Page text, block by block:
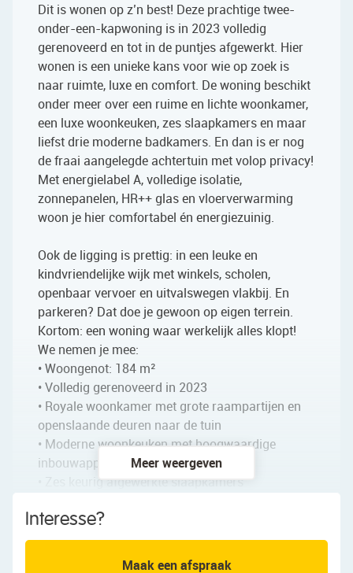
Dit is wonen op z’n best! Deze prachtige twee-
onder-een-kapwoning is in 2023 volledig
gerenoveerd en tot in de puntjes afgewerkt. Hier
wonen is een unieke kans voor wie op zoek is
naar ruimte, luxe en comfort. De woning beschikt
onder meer over een ruime en lichte woonkamer,
een luxe woonkeuken, zes slaapkamers en maar
liefst drie moderne badkamers. En dan is er nog
de fraai aangelegde achtertuin met volop privacy!
Met energielabel A, volledige isolatie,
zonnepanelen, HR++ glas en vloerverwarming
woon je hier comfortabel én energiezuinig.
Ook de ligging is prettig: in een leuke en
kindvriendelijke wijk met winkels, scholen,
openbaar vervoer en uitvalswegen vlakbij. En
parkeren? Dat doe je gewoon op eigen terrein.
Kortom: een woning waar werkelijk alles klopt!
We nemen je mee:
• Woongenot: 184 m²
• Volledig gerenoveerd in 2023
• Royale woonkamer met grote raampartijen en
openslaande deuren naar de tuin
• Moderne woonkeuken met hoogwaardige
inbouwapparatuur
• Zes keurig afgewerkte slaapkamers
verwarmde spiegel, waarvan één zich op de
begane grond bevindt
• Dakkapel aan de voor- en achterzijde
Meer weergeven
Interesse?
Maak een afspraak